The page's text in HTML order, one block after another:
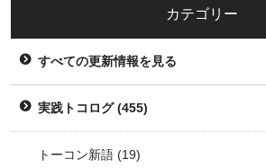
カテゴリー
すべての更新情報を見る
実践トコログ(455)
トーコン新語 (19)